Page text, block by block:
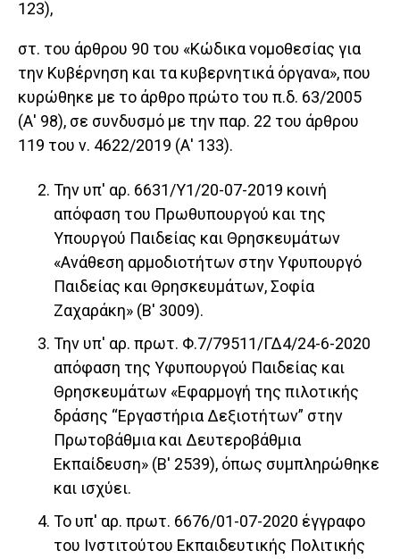
123),
στ. του άρθρου 90 του «Κώδικα νομοθεσίας για
την Κυβέρνηση και τα κυβερνητικά όργανα», που
κυρώθηκε με το άρθρο πρώτο του π.δ. 63/2005
(Α' 98), σε συνδυσμό με την παρ. 22 του άρθρου
119 του ν. 4622/2019 (Α' 133).
Την υπ' αρ. 6631/Υ1/20-07-2019 κοινή
απόφαση του Πρωθυπουργού και της
Υπουργού Παιδείας και Θρησκευμάτων
«Ανάθεση αρμοδιοτήτων στην Υφυπουργό
Παιδείας και Θρησκευμάτων, Σοφία
Ζαχαράκη» (Β' 3009).
Την υπ' αρ. πρωτ. Φ.7/79511/ΓΔ4/24-6-2020
απόφαση της Υφυπουργού Παιδείας και
Θρησκευμάτων «Εφαρμογή της πιλοτικής
δράσης “Εργαστήρια Δεξιοτήτων” στην
Πρωτοβάθμια και Δευτεροβάθμια
Εκπαίδευση» (Β' 2539), όπως συμπληρώθηκε
και ισχύει.
Το υπ' αρ. πρωτ. 6676/01-07-2020 έγγραφο
του Ινστιτούτου Εκπαιδευτικής Πολιτικής